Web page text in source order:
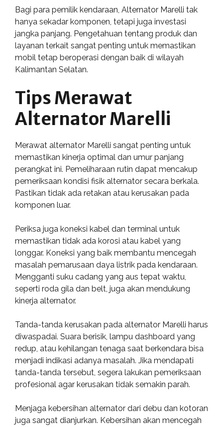
Bagi para pemilik kendaraan, Alternator Marelli tak
hanya sekadar komponen, tetapi juga investasi
jangka panjang. Pengetahuan tentang produk dan
layanan terkait sangat penting untuk memastikan
mobil tetap beroperasi dengan baik di wilayah
Kalimantan Selatan.
Tips Merawat
Alternator Marelli
Merawat alternator Marelli sangat penting untuk
memastikan kinerja optimal dan umur panjang
perangkat ini. Pemeliharaan rutin dapat mencakup
pemeriksaan kondisi fisik alternator secara berkala.
Pastikan tidak ada retakan atau kerusakan pada
komponen luar.
Periksa juga koneksi kabel dan terminal untuk
memastikan tidak ada korosi atau kabel yang
longgar. Koneksi yang baik membantu mencegah
masalah pemarusaan daya listrik pada kendaraan.
Mengganti suku cadang yang aus tepat waktu,
seperti roda gila dan belt, juga akan mendukung
kinerja alternator.
Tanda-tanda kerusakan pada alternator Marelli harus
diwaspadai. Suara berisik, lampu dashboard yang
redup, atau kehilangan tenaga saat berkendara bisa
menjadi indikasi adanya masalah. Jika mendapati
tanda-tanda tersebut, segera lakukan pemeriksaan
profesional agar kerusakan tidak semakin parah.
Menjaga kebersihan alternator dari debu dan kotoran
juga sangat dianjurkan. Kebersihan akan mencegah